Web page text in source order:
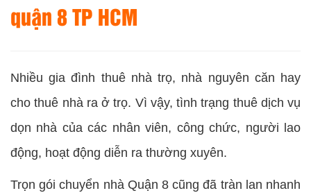
quận 8 TP HCM
Nhiều gia đình thuê nhà trọ, nhà nguyên căn hay
cho thuê nhà ra ở trọ. Vì vậy, tình trạng thuê dịch vụ
dọn nhà của các nhân viên, công chức, người lao
động, hoạt động diễn ra thường xuyên.
Trọn gói chuyển nhà Quận 8 cũng đã tràn lan nhanh